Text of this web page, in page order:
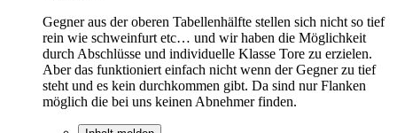
Gegner aus der oberen Tabellenhälfte stellen sich nicht so tief
rein wie schweinfurt etc… und wir haben die Möglichkeit
durch Abschlüsse und individuelle Klasse Tore zu erzielen.
Aber das funktioniert einfach nicht wenn der Gegner zu tief
steht und es kein durchkommen gibt. Da sind nur Flanken
möglich die bei uns keinen Abnehmer finden.